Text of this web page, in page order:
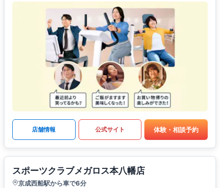
店舗情報 公式サイト 体験・相談予約
スポーツクラブメガロス本八幡店
京成西船駅から車で6分